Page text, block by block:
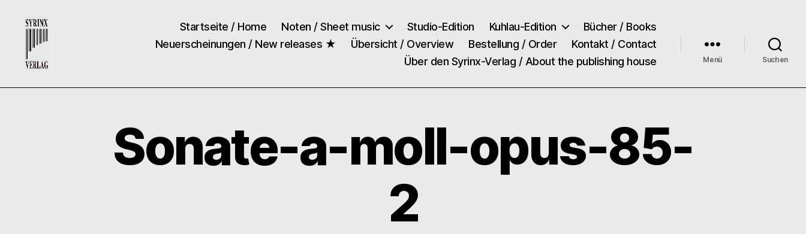
Verlag
Startseite / Home Noten / Sheet music Studio-Edition Kuhlau-Edition
Bücher / Books
Neuerscheinungen / New releases ★
Übersicht / Overview Bestellung / Order
Kontakt / Contact
Über den Syrinx-Verlag / About the publishing house
Menü Suchen
Sonate-a-moll-opus-85-
2